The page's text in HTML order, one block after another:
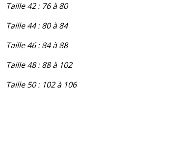
Taille 42 : 76 à 80
Taille 44 : 80 à 84
Taille 46 : 84 à 88
Taille 48 : 88 à 102
Taille 50 : 102 à 106